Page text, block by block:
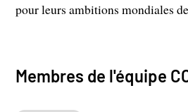
pour leurs ambitions mondiales
Membres de l'équipe